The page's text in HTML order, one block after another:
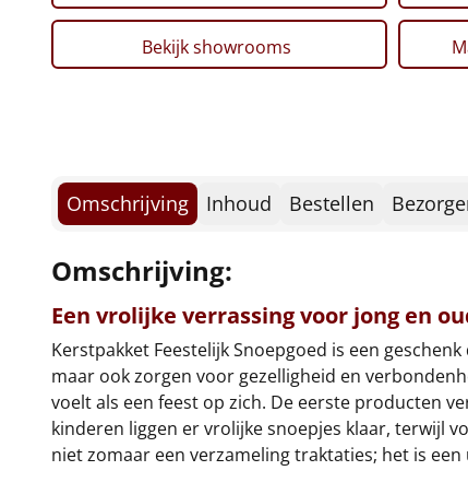
Bekijk showrooms
Omschrijving Inhoud Bestellen
Omschrijving:
Een vrolijke verrassing voor jong en
Kerstpakket Feestelijk Snoepgoed is een
maar ook zorgen voor gezelligheid en
voelt als een feest op zich. De eerste producten
kinderen liggen er vrolijke snoepjes klaar, terwijl
niet zomaar een verzameling traktaties; het is